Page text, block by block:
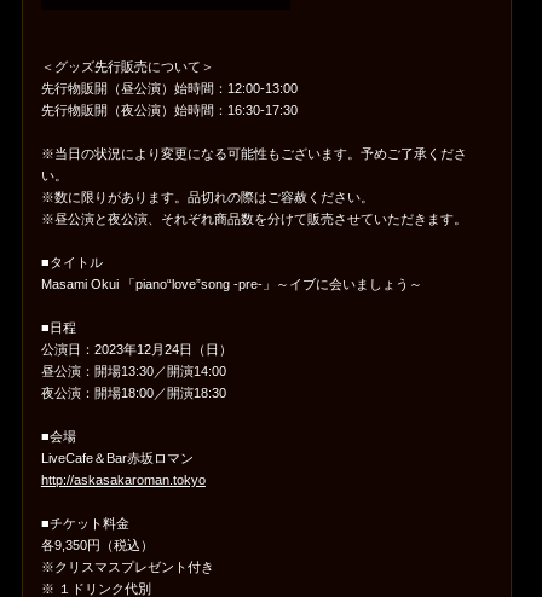
＜グッズ先行販売について＞
先行物販開（昼公演）始時間：12:00-13:00
先行物販開（夜公演）始時間：16:30-17:30
※当日の状況により変更になる可能性もございます。予めご了承くださ
い。
※数に限りがあります。品切れの際はご容赦ください。
※昼公演と夜公演、それぞれ商品数を分けて販売させていただきます。
■タイトル
Masami Okui 「piano“love”song -pre-」～イブに会いましょう～
■日程
公演日：2023年12月24日（日）
昼公演：開場13:30／開演14:00
夜公演：開場18:00／開演18:30
■会場
LiveCafe＆Bar赤坂ロマン
http://askasakaroman.tokyo
■チケット料金
各9,350円（税込）
※クリスマスプレゼント付き
※ １ドリンク代別